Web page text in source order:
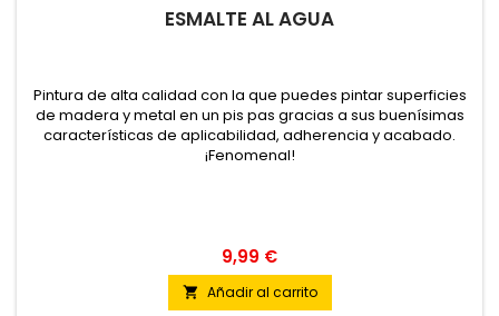
ESMALTE AL AGUA
Pintura de alta calidad con la que puedes pintar superficies
de madera y metal en un pis pas gracias a sus buenísimas
características de aplicabilidad, adherencia y acabado.
¡Fenomenal!
9,99 €
 Añadir al carrito